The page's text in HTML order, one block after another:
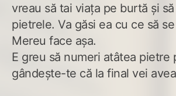
vreau să tai viața pe burtă și
pietrele. Va găsi ea cu ce să
Mereu face așa.
E greu să numeri atâtea pietre
gândește-te că la final vei